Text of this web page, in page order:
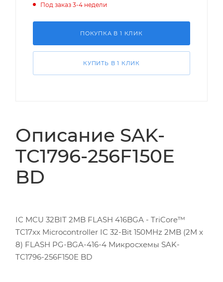
Под заказ 3-4 недели
ПОКУПКА В 1 КЛИК
КУПИТЬ В 1 КЛИК
Описание SAK-
TC1796-256F150E
BD
IC MCU 32BIT 2MB FLASH 416BGA - TriCore™
TC17xx Microcontroller IC 32-Bit 150MHz 2MB (2M x
8) FLASH PG-BGA-416-4 Микросхемы SAK-
TC1796-256F150E BD